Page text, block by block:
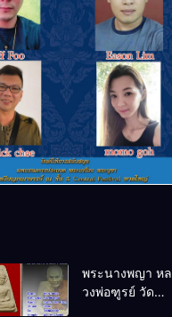
พระนางพญา หล
วงพ่อฑูรย์ วัด